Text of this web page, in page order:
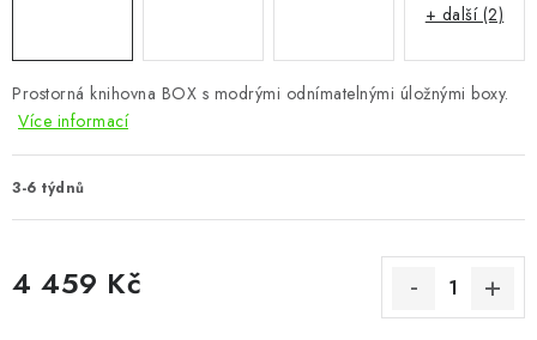
VÝPRODEJ
Kontakty
Prostorná knihovna BOX s modrými odnímatelnými úložnými boxy.
Více informací
3-6 týdnů
4 459 Kč
+ další (2)